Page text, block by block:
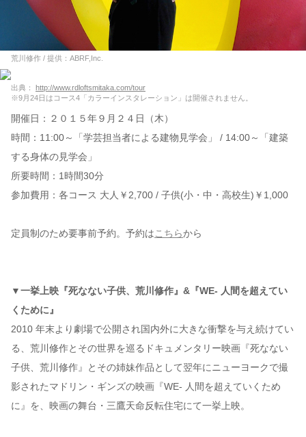
荒川修作 / 提供：ABRF,Inc.
出典：
http://www.rdloftsmitaka.com/tour
※9月24日はコース4「カラーインスタレーション」は開催されません。
開催日：２０１５年９月２４日（木）
時間：11:00～「学芸担当者による建物見学会」 / 14:00～「建築
する身体の見学会」
所要時間：1時間30分
参加費用：各コース 大人￥2,700 / 子供(小・中・高校生)￥1,000
定員制のため要事前予約。予約は こちらから
▼一挙上映『死なない子供、荒川修作』&『WE- 人間を超えてい
くために』
2010 年末より劇場で公開され国内外に大きな衝撃を与え続けてい
る、荒川修作とその世界を巡るドキュメンタリー映画『死なない
子供、荒川修作』とその姉妹作品として翌年にニューヨークで撮
影されたマドリン・ギンズの映画『WE- 人間を超えていくため
に』を、映画の舞台・三鷹天命反転住宅にて一挙上映。